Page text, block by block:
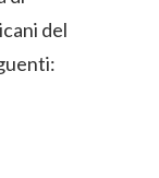
del